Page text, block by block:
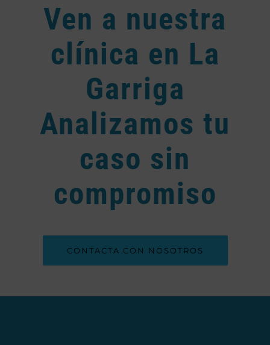
Ven a nuestra
clínica en La
Garriga
Analizamos tu
caso sin
compromiso
CONTACTA CON NOSOTROS